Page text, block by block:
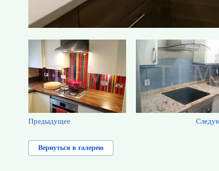
Предыдущее
Вернуться в галерею